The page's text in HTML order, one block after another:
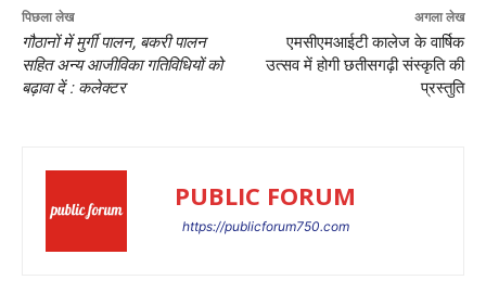
पिछला लेख
गौठानों में मुर्गी पालन, बकरी पालन
सहित अन्य आजीविका गतिविधियों को
बढ़ावा दें : कलेक्टर
अगला लेख
एमसीएमआईटी कालेज के वार्षिक
उत्सव में होगी छतीसगढ़ी संस्कृति की
प्रस्तुति
PUBLIC FORUM
https://publicforum750.com